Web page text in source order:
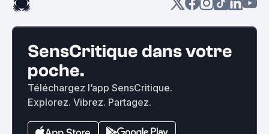
SensCritique dans votre
poche.
Téléchargez l’app SensCritique.
Explorez. Vibrez. Partagez.